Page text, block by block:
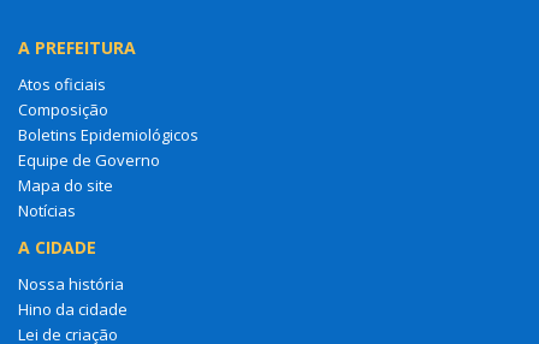
A PREFEITURA
Atos oficiais
Composição
Boletins Epidemiológicos
Equipe de Governo
Mapa do site
Notícias
A CIDADE
Nossa história
Hino da cidade
Lei de criação